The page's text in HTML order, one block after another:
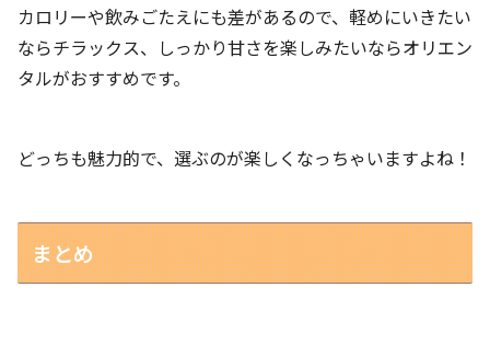
カロリーや飲みごたえにも差があるので、軽めにいきたい
ならチラックス、しっかり甘さを楽しみたいならオリエン
タルがおすすめです。
どっちも魅力的で、選ぶのが楽しくなっちゃいますよね！
まとめ